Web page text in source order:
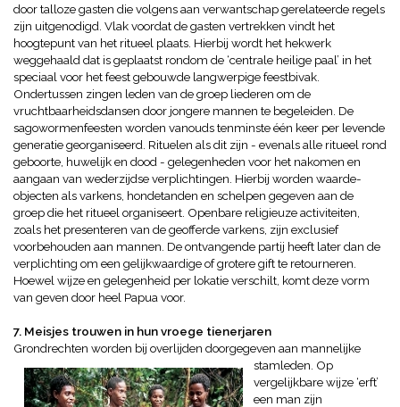
door talloze gasten die volgens aan verwantschap gerelateerde regels
zijn uitgenodigd. Vlak voordat de gasten vertrekken vindt het
hoogtepunt van het ritueel plaats. Hierbij wordt het hekwerk
weggehaald dat is geplaatst rondom de ‘centrale heilige paal’ in het
speciaal voor het feest gebouwde langwerpige feestbivak.
Ondertussen zingen leden van de groep liederen om de
vruchtbaarheidsdansen door jongere mannen te begeleiden. De
sagowormenfeesten worden vanouds tenminste één keer per levende
generatie georganiseerd. Rituelen als dit zijn - evenals alle ritueel rond
geboorte, huwelijk en dood - gelegenheden voor het nakomen en
aangaan van wederzijdse verplichtingen. Hierbij worden waarde-
objecten als varkens, hondetanden en schelpen gegeven aan de
groep die het ritueel organiseert. Openbare religieuze activiteiten,
zoals het presenteren van de geofferde varkens, zijn exclusief
voorbehouden aan mannen. De ontvangende partij heeft later dan de
verplichting om een gelijkwaardige of grotere gift te retourneren.
Hoewel wijze en gelegenheid per lokatie verschilt, komt deze vorm
van geven door heel Papua voor.
7. Meisjes trouwen in hun vroege tienerjaren
Grondrechten worden bij overlijden doorgegeven aan mannelijke
stamleden. Op
vergelijkbare wijze ‘erft’
een man zijn